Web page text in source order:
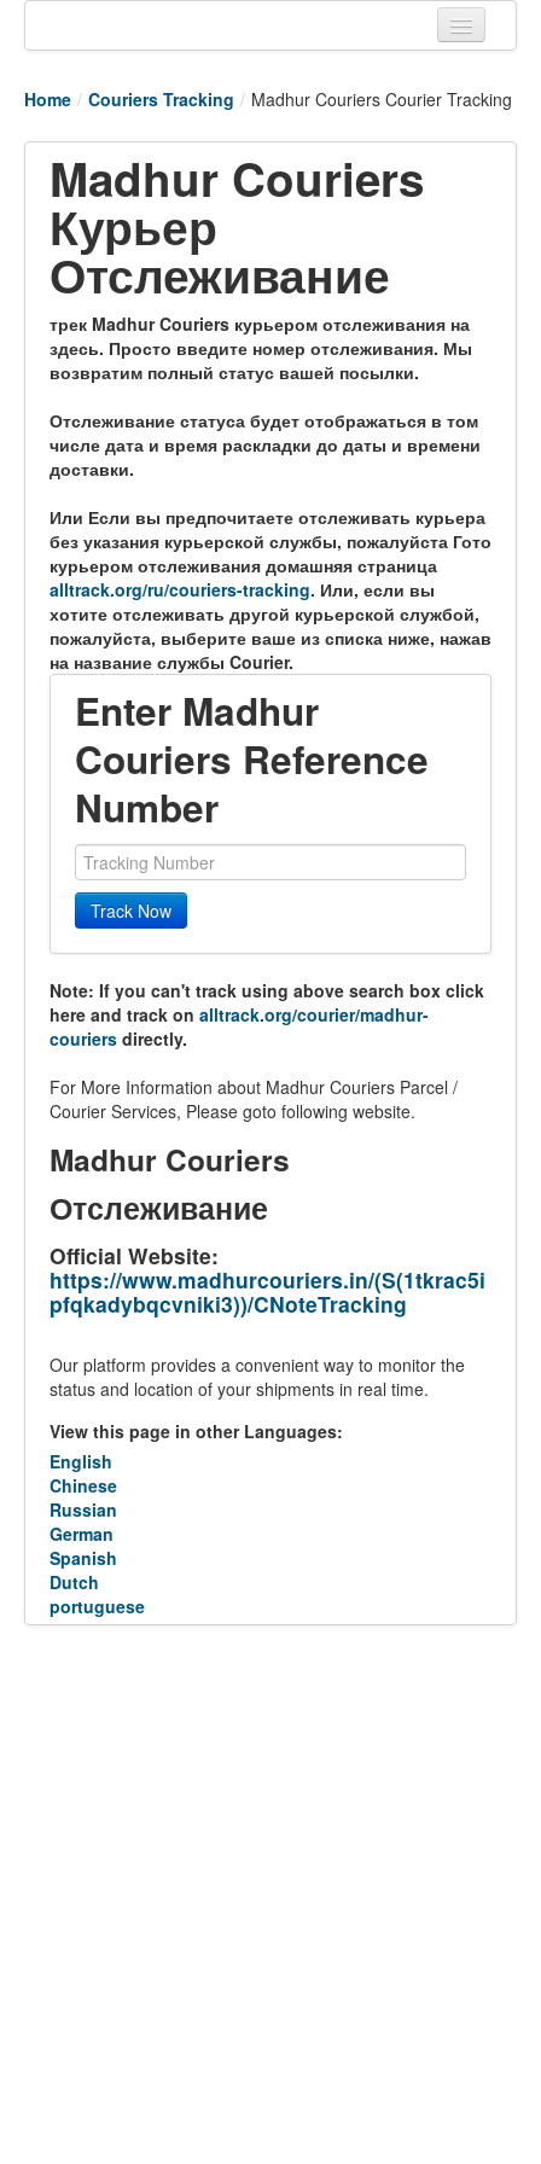
Tracking links
Couriers Tracking
Air Cargo Tracking
Postal Tracking
Live Vessel Traffic
Home / Couriers Tracking / Madhur Couriers Courier Tracking
Madhur Couriers
Курьер
Отслеживание
трек Madhur Couriers курьером отслеживания на
здесь. Просто введите номер отслеживания. Мы
возвратим полный статус вашей посылки.
Отслеживание статуса будет отображаться в том
числе дата и время раскладки до даты и времени
доставки.
Или Если вы предпочитаете отслеживать курьера
без указания курьерской службы, пожалуйста Гото
курьером отслеживания домашняя страница
alltrack.org/ru/couriers-tracking. Или, если вы
хотите отслеживать другой курьерской службой,
пожалуйста, выберите ваше из списка ниже, нажав
на название службы Courier.
Enter Madhur
Couriers Reference
Number
Track Now
Note: If you can't track using above search box click
here and track on alltrack.org/courier/madhur-
couriers directly.
For More Information about Madhur Couriers Parcel /
Courier Services, Please goto following website.
Madhur Couriers
Отслеживание
Official Website:
https://www.madhurcouriers.in/(S(1tkrac5i
pfqkadybqcvniki3))/CNoteTracking
Our platform provides a convenient way to monitor the
status and location of your shipments in real time.
View this page in other Languages:
English
Chinese
Russian
German
Spanish
Dutch
portuguese